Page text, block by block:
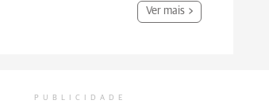
Ver mais
PUBLICIDADE